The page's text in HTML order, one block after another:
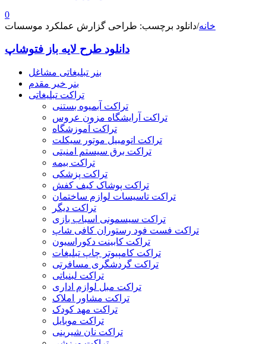
0
خانه/دانلود برچسب: طراحی گزارش عملکرد موسسات
دانلود طرح لایه باز فتوشاپ
بنر تبلیغاتی مشاغل
بنر خیر مقدم
تراکت تبلیغاتی
تراکت آبمیوه بستنی
تراکت آرایشگاه مزون عروس
تراکت آموزشگاه
تراکت اتومبیل موتور سیکلت
تراکت برق سیستم امنیتی
تراکت بیمه
تراکت پزشکی
تراکت پوشاک کیف کفش
تراکت تاسیسات لوازم ساختمان
تراکت دیگر
تراکت سیسمونی اسباب بازی
تراکت فست فود رستوران کافی شاپ
تراکت کابینت دکوراسیون
تراکت کامپیوتر چاپ تبلیغات
تراکت گردشگری مسافرتی
تراکت لبنیاتی
تراکت مبل لوازم اداری
تراکت مشاور املاک
تراکت مهد کودک
تراکت موبایل
تراکت نان شیرینی